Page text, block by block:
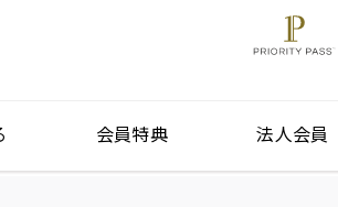
会員特典 法人会員